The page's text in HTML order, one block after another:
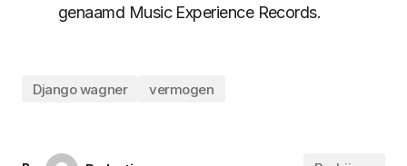
genaamd Music Experience Records.
Django wagner vermogen